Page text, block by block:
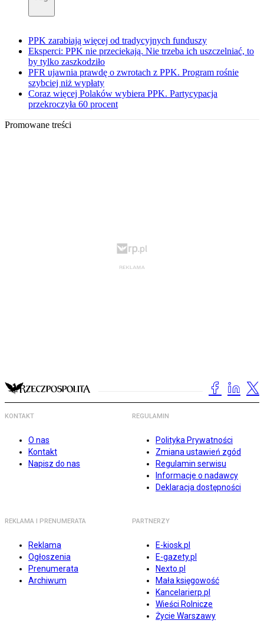
PPK zarabiają więcej od tradycyjnych funduszy
Eksperci: PPK nie przeciekają. Nie trzeba ich uszczelniać, to
by tylko zaszkodziło
PFR ujawnia prawdę o zwrotach z PPK. Program rośnie
szybciej niż wypłaty
Coraz więcej Polaków wybiera PPK. Partycypacja
przekroczyła 60 procent
Promowane treści
KONTAKT
O nas
Kontakt
Napisz do nas
REGULAMIN
Polityka Prywatności
Zmiana ustawień zgód
Regulamin serwisu
Informacje o nadawcy
Deklaracja dostępności
REKLAMA I PRENUMERATA
Reklama
Ogłoszenia
Prenumerata
Archiwum
PARTNERZY
E-kiosk.pl
E-gazety.pl
Nexto.pl
Mała księgowość
Kancelarierp.pl
Wieści Rolnicze
Życie Warszawy